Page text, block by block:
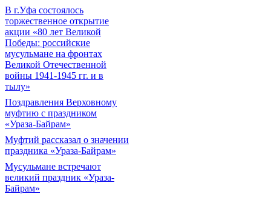
В г.Уфа состоялось
торжественное открытие
акции «80 лет Великой
Победы: российские
мусульмане на фронтах
Великой Отечественной
войны 1941-1945 гг. и в
тылу»
Поздравления Верховному
муфтию с праздником
«Ураза-Байрам»
Муфтий рассказал о значении
праздника «Ураза-Байрам»
Мусульмане встречают
великий праздник «Ураза-
Байрам»